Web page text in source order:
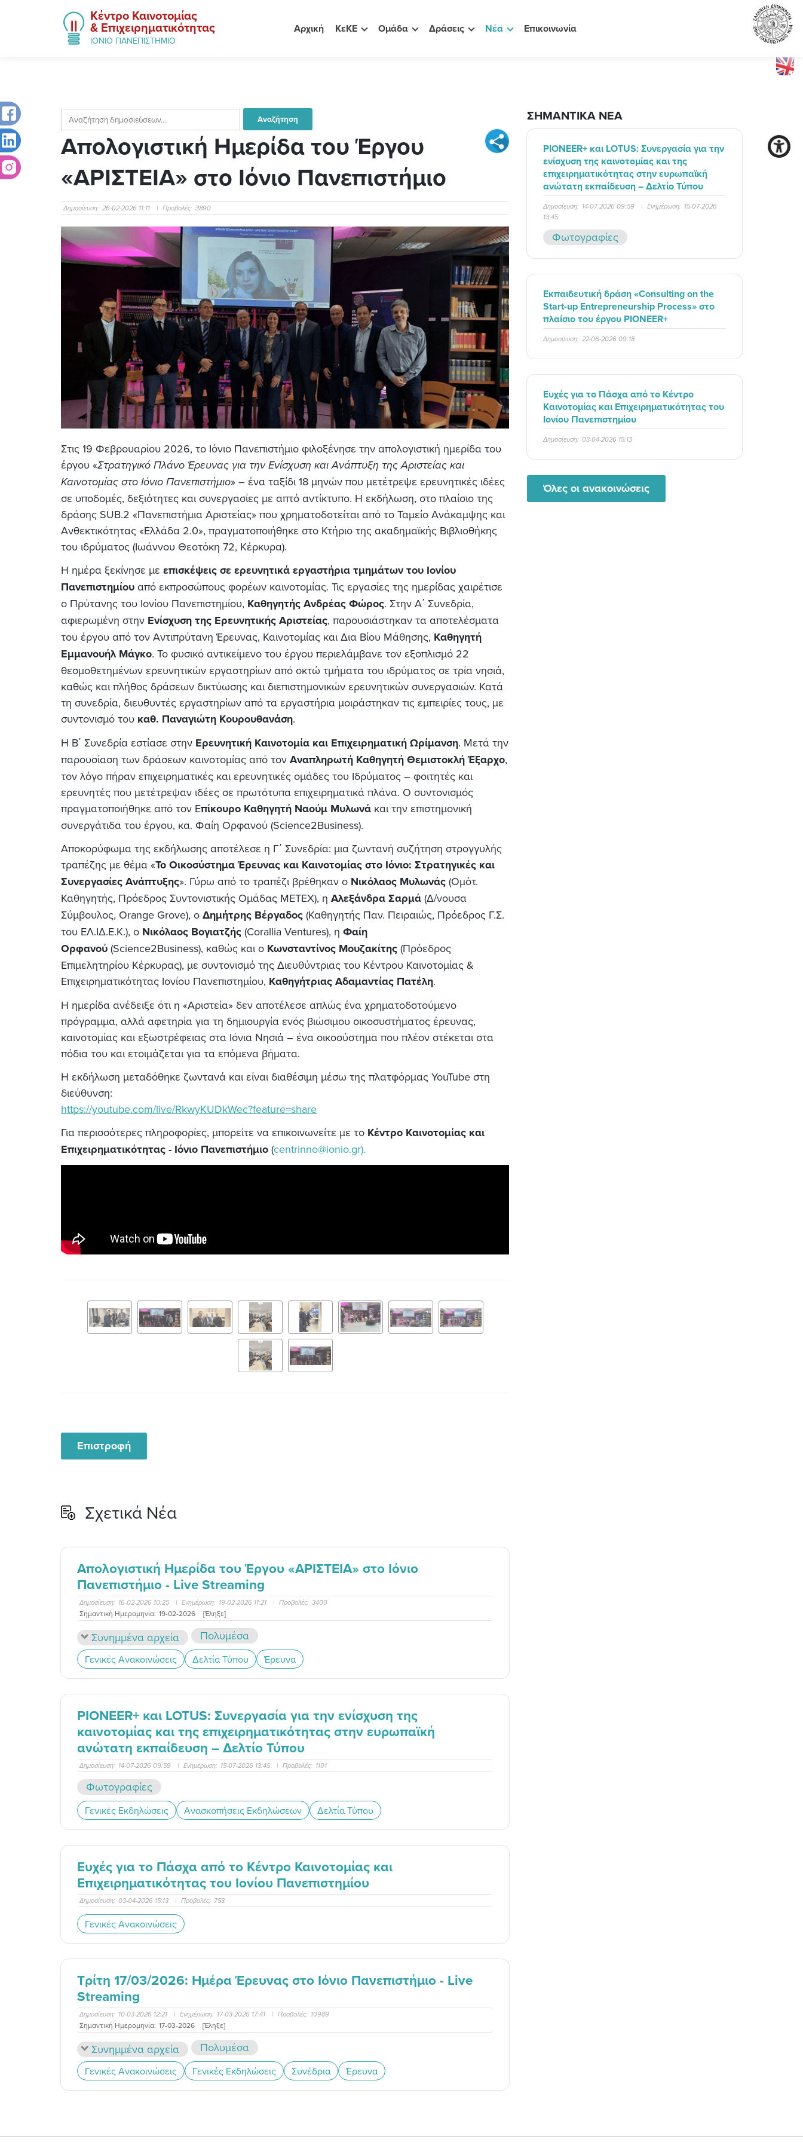
Κέντρο Καινοτομίας
& Επιχειρηματικότητας
ΙΟΝΙΟ ΠΑΝΕΠΙΣΤΗΜΙΟ
Αρχική ΚεΚΕ Ομάδα Δράσεις Νέα Επικοινωνία
Απολογιστική Ημερίδα του Έργου
«ΑΡΙΣΤΕΙΑ» στο Ιόνιο Πανεπιστήμιο
Δημοσίευση: 26-02-2026 11:11 | Προβολές: 3890
Στις 19 Φεβρουαρίου 2026, το Ιόνιο Πανεπιστήμιο φιλοξένησε την απολογιστική ημερίδα του
έργου «Στρατηγικό Πλάνο Έρευνας για την Ενίσχυση και Ανάπτυξη της Αριστείας και
Καινοτομίας στο Ιόνιο Πανεπιστήμιο» – ένα ταξίδι 18 μηνών που μετέτρεψε ερευνητικές ιδέες
σε υποδομές, δεξιότητες και συνεργασίες με απτό αντίκτυπο. Η εκδήλωση, στο πλαίσιο της
δράσης SUB.2 «Πανεπιστήμια Αριστείας» που χρηματοδοτείται από το Ταμείο Ανάκαμψης και
Ανθεκτικότητας «Ελλάδα 2.0», πραγματοποιήθηκε στο Κτήριο της ακαδημαϊκής Βιβλιοθήκης
του ιδρύματος (Ιωάννου Θεοτόκη 72, Κέρκυρα).
Η ημέρα ξεκίνησε με επισκέψεις σε ερευνητικά εργαστήρια τμημάτων του Ιονίου
Πανεπιστημίου από εκπροσώπους φορέων καινοτομίας. Τις εργασίες της ημερίδας χαιρέτισε
ο Πρύτανης του Ιονίου Πανεπιστημίου, Καθηγητής Ανδρέας Φώρος. Στην Α΄ Συνεδρία,
αφιερωμένη στην Ενίσχυση της Ερευνητικής Αριστείας, παρουσιάστηκαν τα αποτελέσματα
του έργου από τον Αντιπρύτανη Έρευνας, Καινοτομίας και Δια Βίου Μάθησης, Καθηγητή
Εμμανουήλ Μάγκο. Το φυσικό αντικείμενο του έργου περιελάμβανε τον εξοπλισμό 22
θεσμοθετημένων ερευνητικών εργαστηρίων από οκτώ τμήματα του ιδρύματος σε τρία νησιά,
καθώς και πλήθος δράσεων δικτύωσης και διεπιστημονικών ερευνητικών συνεργασιών. Κατά
τη συνεδρία, διευθυντές εργαστηρίων από τα εργαστήρια μοιράστηκαν τις εμπειρίες τους, με
συντονισμό του καθ. Παναγιώτη Κουρουθανάση.
Η Β΄ Συνεδρία εστίασε στην Ερευνητική Καινοτομία και Επιχειρηματική Ωρίμανση. Μετά την
παρουσίαση των δράσεων καινοτομίας από τον Αναπληρωτή Καθηγητή Θεμιστοκλή Έξαρχο,
τον λόγο πήραν επιχειρηματικές και ερευνητικές ομάδες του Ιδρύματος – φοιτητές και
ερευνητές που μετέτρεψαν ιδέες σε πρωτότυπα επιχειρηματικά πλάνα. Ο συντονισμός
πραγματοποιήθηκε από τον Επίκουρο Καθηγητή Ναούμ Μυλωνά και την επιστημονική
συνεργάτιδα του έργου, κα. Φαίη Ορφανού (Science2Business).
Αποκορύφωμα της εκδήλωσης αποτέλεσε η Γ΄ Συνεδρία: μια ζωντανή συζήτηση στρογγυλής
τραπέζης με θέμα «Το Οικοσύστημα Έρευνας και Καινοτομίας στο Ιόνιο: Στρατηγικές και
Συνεργασίες Ανάπτυξης». Γύρω από το τραπέζι βρέθηκαν ο Νικόλαος Μυλωνάς (Ομότ.
Καθηγητής, Πρόεδρος Συντονιστικής Ομάδας ΜΕΤΕΧ), η Αλεξάνδρα Σαρμά (Δ/νουσα
Σύμβουλος, Orange Grove), ο Δημήτρης Βέργαδος (Καθηγητής Παν. Πειραιώς, Πρόεδρος Γ.Σ.
του ΕΛ.ΙΔ.Ε.Κ.), ο Νικόλαος Βογιατζής (Corallia Ventures), η Φαίη
Ορφανού (Science2Business), καθώς και ο Κωνσταντίνος Μουζακίτης (Πρόεδρος
Επιμελητηρίου Κέρκυρας), με συντονισμό της Διευθύντριας του Κέντρου Καινοτομίας &
Επιχειρηματικότητας Ιονίου Πανεπιστημίου, Καθηγήτριας Αδαμαντίας Πατέλη.
Η ημερίδα ανέδειξε ότι η «Αριστεία» δεν αποτέλεσε απλώς ένα χρηματοδοτούμενο
πρόγραμμα, αλλά αφετηρία για τη δημιουργία ενός βιώσιμου οικοσυστήματος έρευνας,
καινοτομίας και εξωστρέφειας στα Ιόνια Νησιά – ένα οικοσύστημα που πλέον στέκεται στα
πόδια του και ετοιμάζεται για τα επόμενα βήματα.
Η εκδήλωση μεταδόθηκε ζωντανά και είναι διαθέσιμη μέσω της πλατφόρμας YouTube στη
διεύθυνση:
https://youtube.com/live/RkwyKUDkWec?feature=share
Για περισσότερες πληροφορίες, μπορείτε να επικοινωνείτε με το Κέντρο Καινοτομίας και
Επιχειρηματικότητας - Ιόνιο Πανεπιστήμιο (centrinno@ionio.gr).
Επιστροφή
Σχετικά Νέα
Απολογιστική Ημερίδα του Έργου «ΑΡΙΣΤΕΙΑ» στο Ιόνιο
Πανεπιστήμιο - Live Streaming
Δημοσίευση: 16-02-2026 10:25 | Ενημέρωση: 19-02-2026 11:21 | Προβολές: 3400
Σημαντική Ημερομηνία: 19-02-2026 [Έληξε]
Συνημμένα αρχεία Πολυμέσα
Γενικές Ανακοινώσεις Δελτία Τύπου Έρευνα
PIONEER+ και LOTUS: Συνεργασία για την ενίσχυση της
καινοτομίας και της επιχειρηματικότητας στην ευρωπαϊκή
ανώτατη εκπαίδευση – Δελτίο Τύπου
Δημοσίευση: 14-07-2026 09:59 | Ενημέρωση: 15-07-2026 13:45 | Προβολές: 1101
Φωτογραφίες
Γενικές Εκδηλώσεις Ανασκοπήσεις Εκδηλώσεων Δελτία Τύπου
Ευχές για το Πάσχα από το Κέντρο Καινοτομίας και
Επιχειρηματικότητας του Ιονίου Πανεπιστημίου
Δημοσίευση: 03-04-2026 15:13 | Προβολές: 753
Γενικές Ανακοινώσεις
Τρίτη 17/03/2026: Ημέρα Έρευνας στο Ιόνιο Πανεπιστήμιο - Live
Streaming
Δημοσίευση: 10-03-2026 12:21 | Ενημέρωση: 17-03-2026 17:41 | Προβολές: 10989
Σημαντική Ημερομηνία: 17-03-2026 [Έληξε]
Συνημμένα αρχεία Πολυμέσα
Γενικές Ανακοινώσεις Γενικές Εκδηλώσεις Συνέδρια Έρευνα
ΣΗΜΑΝΤΙΚΑ ΝΕΑ
PIONEER+ και LOTUS: Συνεργασία για την
ενίσχυση της καινοτομίας και της
επιχειρηματικότητας στην ευρωπαϊκή
ανώτατη εκπαίδευση – Δελτίο Τύπου
Δημοσίευση: 14-07-2026 09:59 | Ενημέρωση: 15-07-2026
13:45
Φωτογραφίες
Εκπαιδευτική δράση «Consulting on the
Start-up Entrepreneurship Process» στο
πλαίσιο του έργου PIONEER+
Δημοσίευση: 22-06-2026 09:18
Ευχές για το Πάσχα από το Κέντρο
Καινοτομίας και Επιχειρηματικότητας του
Ιονίου Πανεπιστημίου
Δημοσίευση: 03-04-2026 15:13
Όλες οι ανακοινώσεις